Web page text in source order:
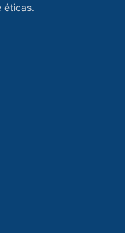
éticas.